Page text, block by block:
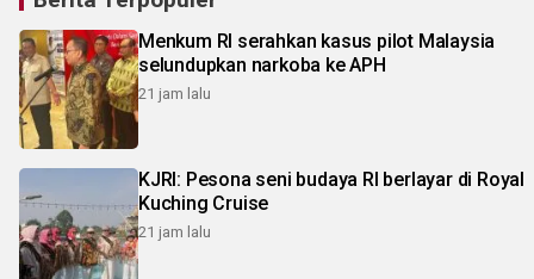
Menkum RI serahkan kasus pilot Malaysia
selundupkan narkoba ke APH
21 jam lalu
KJRI: Pesona seni budaya RI berlayar di Royal
Kuching Cruise
21 jam lalu